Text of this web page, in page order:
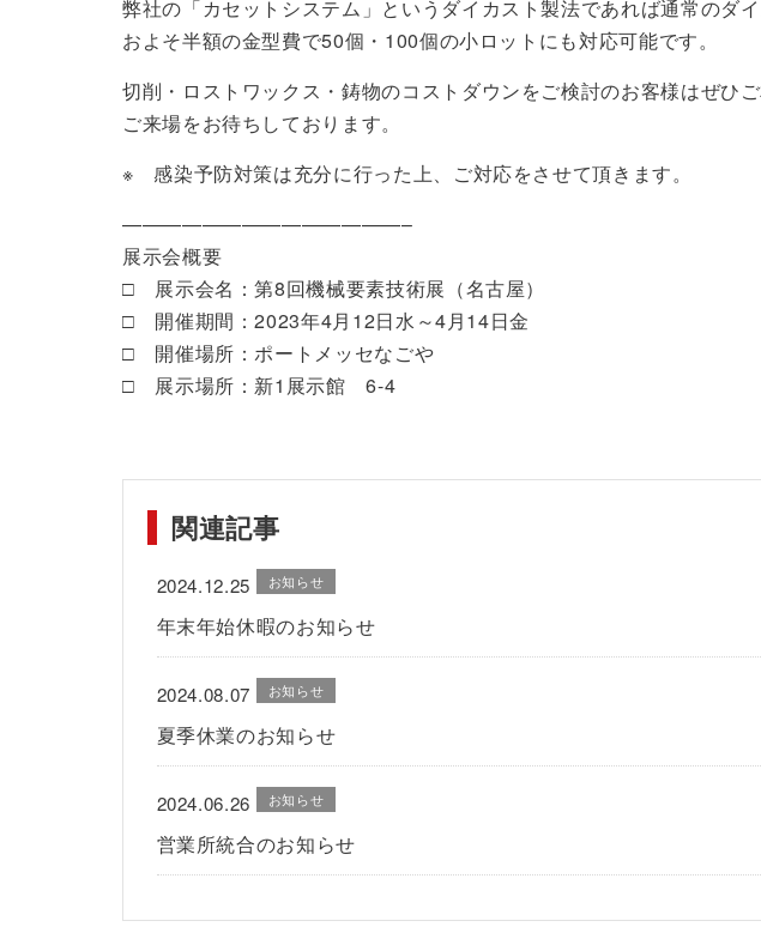
弊社の「カセットシステム」というダイカスト製法であれば通常のダ
およそ半額の金型費で50個・100個の小ロットにも対応可能です。
切削・ロストワックス・鋳物のコストダウンをご検討のお客様はぜひご
ご来場をお待ちしております。
※ 感染予防対策は充分に行った上、ご対応をさせて頂きます。
——————————————–
展示会概要
□ 展示会名：第8回機械要素技術展（名古屋）
□ 開催期間：2023年4月12日水～4月14日金
□ 開催場所：ポートメッセなごや
□ 展示場所：新1展示館 6-4
関連記事
2024.12.25 お知らせ
年末年始休暇のお知らせ
2024.08.07 お知らせ
夏季休業のお知らせ
2024.06.26 お知らせ
営業所統合のお知らせ